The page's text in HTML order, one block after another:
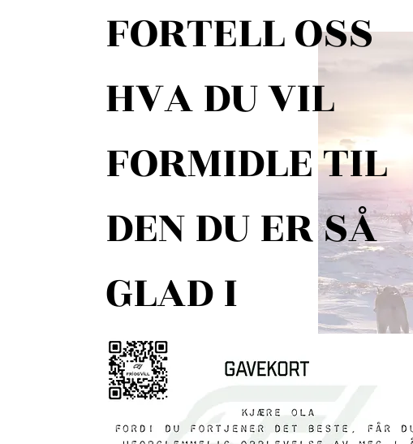
FORTELL OSS
HVA DU VIL
FORMIDLE TIL
DEN DU ER SÅ
GLAD I